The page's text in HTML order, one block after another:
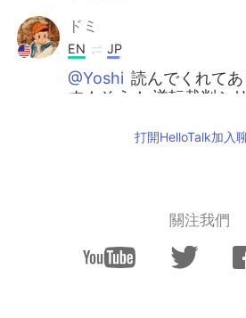
ドミ
EN JP
@Yoshi 読んでくれて
す！そう！ 逆転裁判シ
ネタが多いので、注意
レビュー読みました！
知りましたが、面白そ
にちょっと似てる感じ
打開HelloTalk加入
關注我們